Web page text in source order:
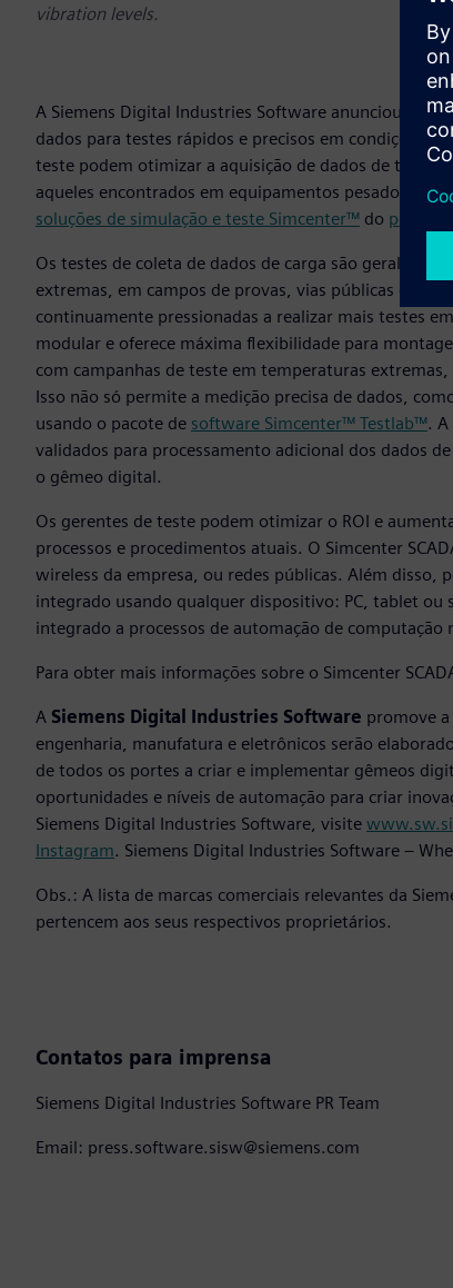
vibration levels.
A Siemens Digital Industries Software anunciou o
dados para testes rápidos e precisos em condições
teste podem otimizar a aquisição de dados de teste
aqueles encontrados em equipamentos pesados e
soluções de simulação e teste Simcenter™ do
Os testes de coleta de dados de carga são
extremas, em campos de provas, vias públicas ou
continuamente pressionadas a realizar mais testes
modular e oferece máxima flexibilidade para
com campanhas de teste em temperaturas
Isso não só permite a medição precisa de dados,
usando o pacote de software Simcenter™ Testlab™.
validados para processamento adicional dos dados
o gêmeo digital.
Os gerentes de teste podem otimizar o ROI e
processos e procedimentos atuais. O Simcenter
wireless da empresa, ou redes públicas. Além disso,
integrado usando qualquer dispositivo: PC, tablet
integrado a processos de automação de computação
Para obter mais informações sobre o Simcenter
A Siemens Digital Industries Software promove
engenharia, manufatura e eletrônicos serão
de todos os portes a criar e implementar gêmeos
oportunidades e níveis de automação para criar
Siemens Digital Industries Software, visite
Instagram. Siemens Digital Industries Software –
Obs.: A lista de marcas comerciais relevantes da
pertencem aos seus respectivos proprietários.
Contatos para imprensa
Siemens Digital Industries Software PR Team
Email: press.software.sisw@siemens.com